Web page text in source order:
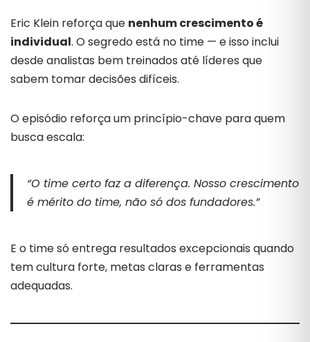
Eric Klein reforça que nenhum crescimento é
individual. O segredo está no time — e isso inclui
desde analistas bem treinados até líderes que
sabem tomar decisões difíceis.
O episódio reforça um princípio-chave para quem
busca escala:
“O time certo faz a diferença. Nosso crescimento
é mérito do time, não só dos fundadores.”
E o time só entrega resultados excepcionais quando
tem cultura forte, metas claras e ferramentas
adequadas.